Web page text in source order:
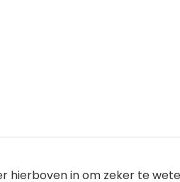
hierboven in om zeker te